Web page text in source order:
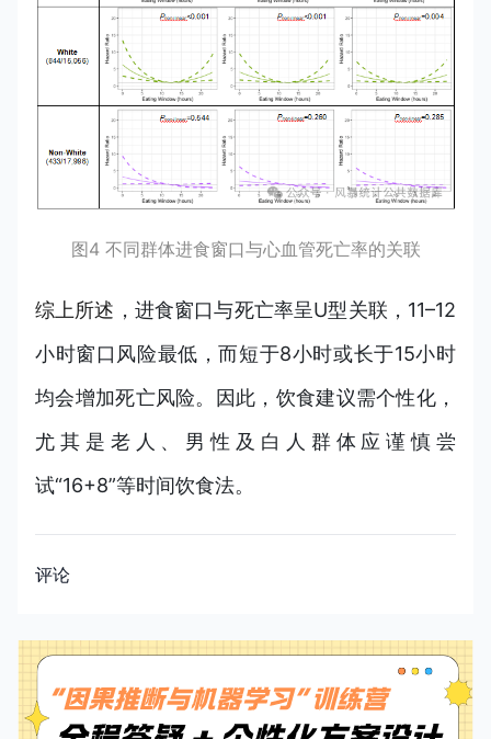
图4 不同群体进食窗口与心血管死亡率的关联
综上所述 ，进食窗口与死亡率呈U型关联，11–12
小时窗口风险最低，而短于8小时或长于15小时
均会增加死亡风险。因此，饮食建议需个性化，
尤其是老人、男性及白人群体应谨慎尝
试“16+8”等时间饮食法。
评论